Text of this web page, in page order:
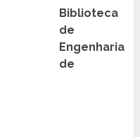
Biblioteca
de
Engenharia
de